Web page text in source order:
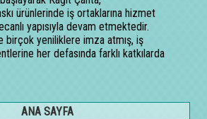
ürünlerinde iş ortaklarına hizmet
yapısıyla devam etmektedir.
birçok yeniliklere imza atmış, iş
her defasında farklı katkılarda
ANA SAYFA